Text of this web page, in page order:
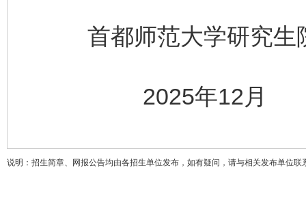
首都师范大学研究生
2025年12月
说明：招生简章、网报公告均由各招生单位发布，如有疑问，请与相关发布单位